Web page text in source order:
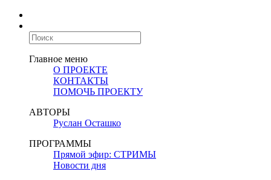
Главное меню
О ПРОЕКТЕ
КОНТАКТЫ
ПОМОЧЬ ПРОЕКТУ
АВТОРЫ
Руслан Осташко
ПРОГРАММЫ
Прямой эфир: СТРИМЫ
Новости дня